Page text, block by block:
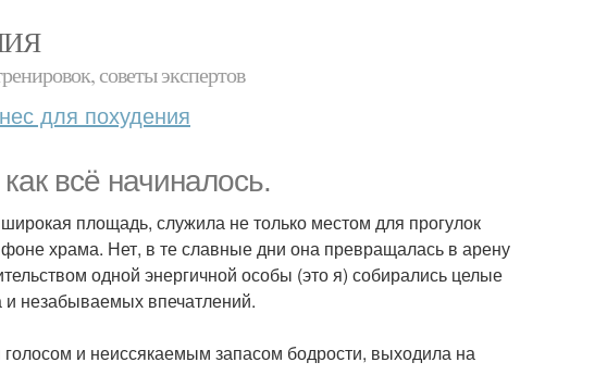
советы экспертов
для похудения
всё начиналось.
площадь, служила не только местом для прогулок
храма. Нет, в те славные дни она превращалась в арену
одной энергичной особы (это я) собирались целые
незабываемых впечатлений.
и неиссякаемым запасом бодрости, выходила на